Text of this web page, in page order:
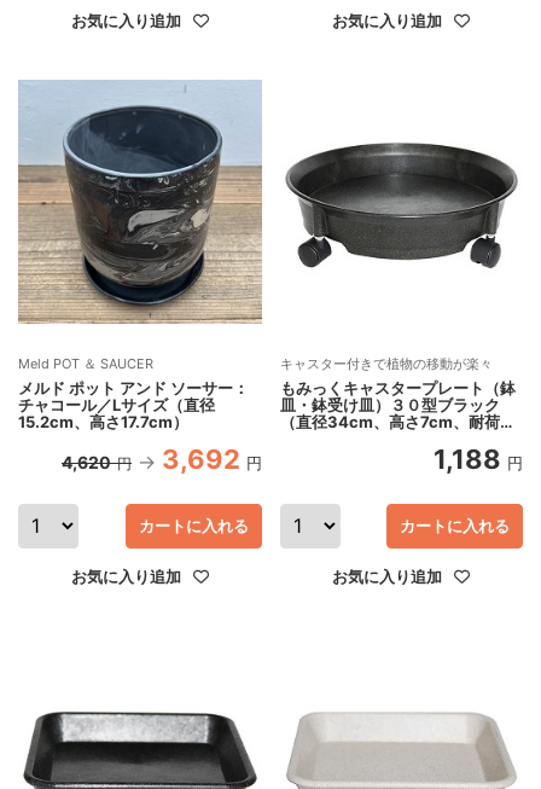
お気に入り追加 お気に入り追加
Meld POT ＆ SAUCER
メルド ポット アンド ソーサー：
チャコール／Lサイズ（直径
15.2cm、高さ17.7cm）
4,620 円 3,692 円
カートに入れる
お気に入り追加
キャスター付きで植物の移動が楽々
もみっくキャスタープレート（鉢
皿・鉢受け皿）３０型ブラック
（直径34cm、高さ7cm、耐荷重
1,188 円
カートに入れる
お気に入り追加